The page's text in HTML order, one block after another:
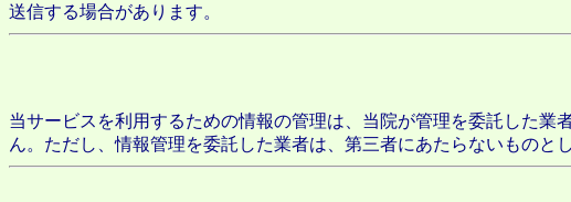
送信する場合があります。
当サービスを利用するための情報の管理は、当院が管理を委託した
ん。ただし、情報管理を委託した業者は、第三者にあたらないものと